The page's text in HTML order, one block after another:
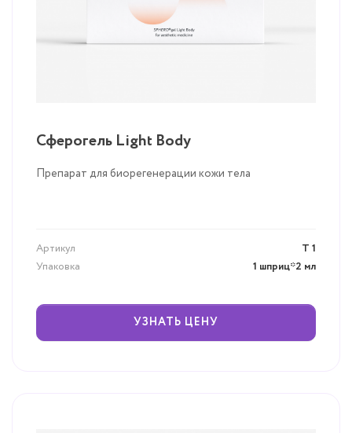
Сферогель Light Body
Препарат для биорегенерации кожи тела
Артикул
Т 1
Упаковка
1 шприц*2 мл
УЗНАТЬ ЦЕНУ